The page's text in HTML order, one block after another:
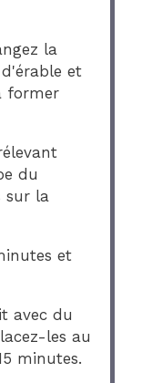
la
et
former
du
sur la
et
avec du
les au
minutes.